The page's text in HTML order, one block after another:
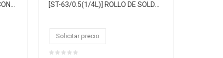
[FQ-158B] PISTOLA PARA SILICONA DELGADA [ST-63/0.5(1/4L)] ROLLO DE SOLDADURA "TAKEMA" 0.5MM 60/40 1/4 LIBRA
Solicitar precio